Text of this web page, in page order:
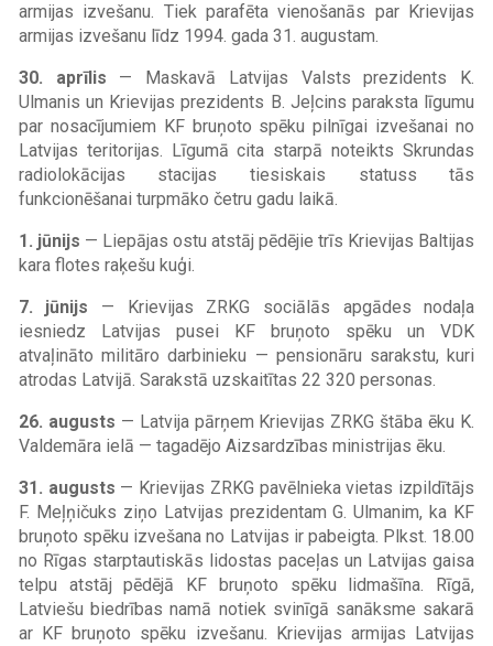
armijas izvešanu. Tiek parafēta vienošanās par Krievijas
armijas izvešanu līdz 1994. gada 31. augustam.
30. aprīlis — Maskavā Latvijas Valsts prezidents K.
Ulmanis un Krievijas prezidents B. Jeļcins paraksta līgumu
par nosacījumiem KF bruņoto spēku pilnīgai izvešanai no
Latvijas teritorijas. Līgumā cita starpā noteikts Skrundas
radiolokācijas stacijas tiesiskais statuss tās
funkcionēšanai turpmāko četru gadu laikā.
1. jūnijs — Liepājas ostu atstāj pēdējie trīs Krievijas Baltijas
kara flotes raķešu kuģi.
7. jūnijs — Krievijas ZRKG sociālās apgādes nodaļa
iesniedz Latvijas pusei KF bruņoto spēku un VDK
atvaļināto militāro darbinieku — pensionāru sarakstu, kuri
atrodas Latvijā. Sarakstā uzskaitītas 22 320 personas.
26. augusts — Latvija pārņem Krievijas ZRKG štāba ēku K.
Valdemāra ielā — tagadējo Aizsardzības ministrijas ēku.
31. augusts — Krievijas ZRKG pavēlnieka vietas izpildītājs
F. Meļņičuks ziņo Latvijas prezidentam G. Ulmanim, ka KF
bruņoto spēku izvešana no Latvijas ir pabeigta. Plkst. 18.00
no Rīgas starptautiskās lidostas paceļas un Latvijas gaisa
telpu atstāj pēdējā KF bruņoto spēku lidmašīna. Rīgā,
Latviešu biedrības namā notiek svinīgā sanāksme sakarā
ar KF bruņoto spēku izvešanu. Krievijas armijas Latvijas